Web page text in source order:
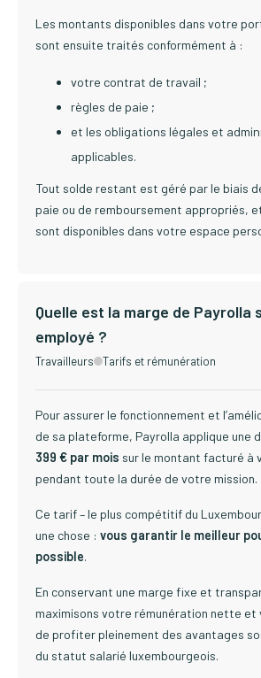
Les montants disponibles dans votre
sont ensuite traités conformément à :
votre contrat de travail ;
règles de paie ;
et les obligations légales et
applicables.
Tout solde restant est géré par le biais
paie ou de remboursement appropriés,
sont disponibles dans votre espace
Quelle est la marge de Payrolla
employé ?
Travailleurs Tarifs et rémunération
Pour assurer le fonctionnement et
de sa plateforme, Payrolla applique une
399 € par mois sur le montant facturé à
pendant toute la durée de votre mission.
Ce tarif – le plus compétitif du
une chose : vous garantir le meilleur
possible.
En conservant une marge fixe et
maximisons votre rémunération nette et
de profiter pleinement des avantages
du statut salarié luxembourgeois.